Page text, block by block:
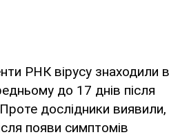
РНК вірусу знаходили в
до 17 днів після
дослідники виявили,
появи симптомів